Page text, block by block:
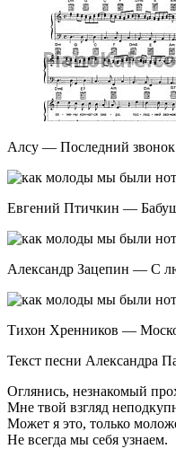
Алсу — Последний
Евгений Птичкин —
Александр Зацепин — С
Тихон Хренников —
Текст песни Александра
Оглянись, незнакомый
Мне твой взгляд
Может я это, только
Не всегда мы себя узнаем.